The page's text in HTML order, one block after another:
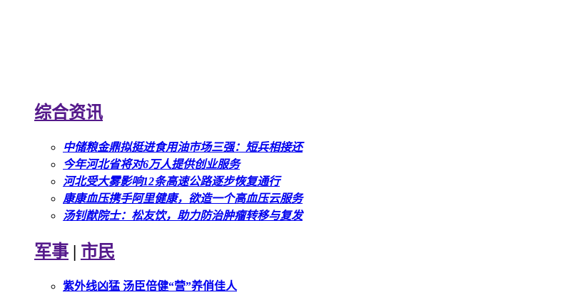
综合资讯
中储粮金鼎拟挺进食用油市场三强：短兵相接还
今年河北省将对6万人提供创业服务
河北受大雾影响12条高速公路逐步恢复通行
康康血压携手阿里健康，欲造一个高血压云服务
汤钊猷院士：松友饮，助力防治肿瘤转移与复发
军事 | 市民
紫外线凶猛 汤臣倍健“营”养俏佳人